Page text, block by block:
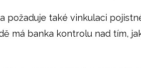
požaduje také vinkulaci
má banka kontrolu nad tím,